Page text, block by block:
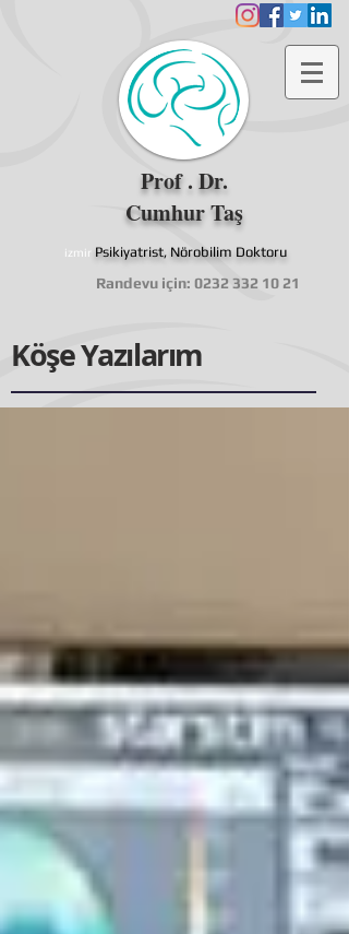
Prof . Dr.
Cumhur Taş
izmir Psikiyatrist, Nörobilim Doktoru
Randevu için: 0232 332 10 21
Köşe Yazılarım